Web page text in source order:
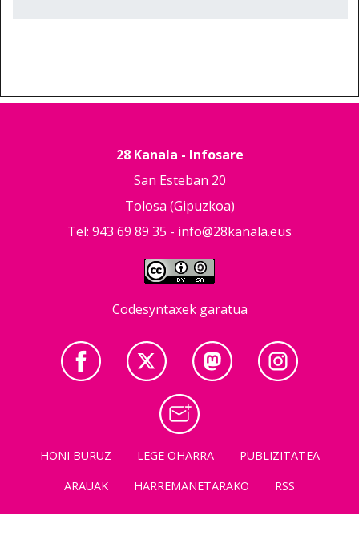
28 Kanala - Infosare
San Esteban 20
Tolosa (Gipuzkoa)
Tel: 943 69 89 35 - info@28kanala.eus
Codesyntaxek garatua
HONI BURUZ LEGE OHARRA
PUBLIZITATEA
ARAUAK
HARREMANETARAKO RSS